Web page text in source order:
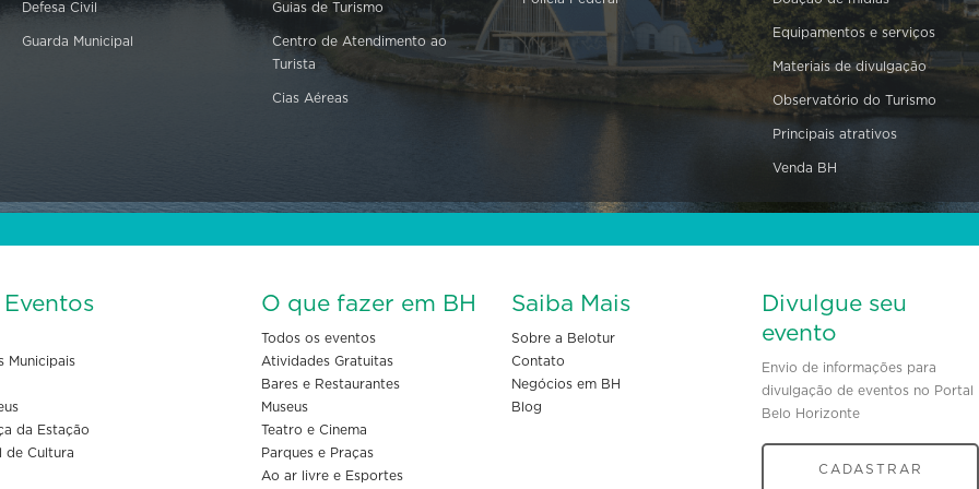
Defesa Civil
Guarda Municipal
Guias de Turismo
Centro de Atendimento ao
Turista
Cias Aéreas
Equipamentos e serviços
Materiais de divulgação
Observatório do Turismo
Principais atrativos
Venda BH
Municipais
da Estação
de Cultura
O que fazer em BH
Todos os eventos
Atividades Gratuitas
Bares e Restaurantes
Museus
Teatro e Cinema
Parques e Praças
Ao ar livre e Esportes
Saiba Mais
Sobre a Belotur
Contato
Negócios em BH
Blog
Divulgue seu
evento
Envio de informações para
divulgação de eventos no Portal
Belo Horizonte
CADASTRAR